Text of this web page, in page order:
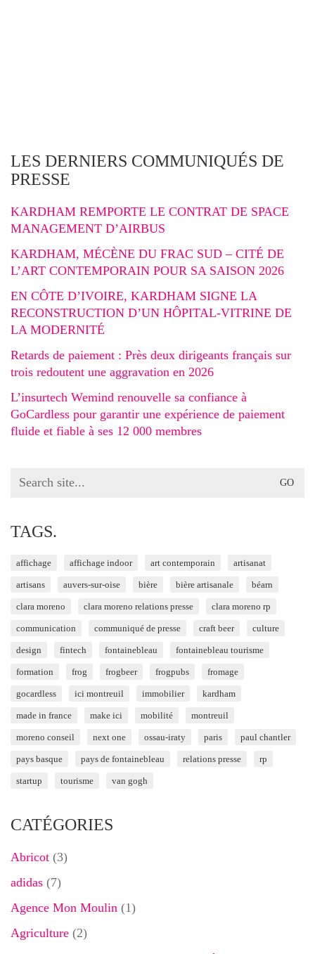
LES DERNIERS COMMUNIQUÉS DE
PRESSE
KARDHAM REMPORTE LE CONTRAT DE SPACE
MANAGEMENT D’AIRBUS
KARDHAM, MÉCÈNE DU FRAC SUD – CITÉ DE
L’ART CONTEMPORAIN POUR SA SAISON 2026
EN CÔTE D’IVOIRE, KARDHAM SIGNE LA
RECONSTRUCTION D’UN HÔPITAL-VITRINE DE
LA MODERNITÉ
Retards de paiement : Près deux dirigeants français sur
trois redoutent une aggravation en 2026
L’insurtech Wemind renouvelle sa confiance à
GoCardless pour garantir une expérience de paiement
fluide et fiable à ses 12 000 membres
Search
TAGS.
affichage affichage indoor art contemporain artisanat
artisans auvers-sur-oise bière bière artisanale béarn
clara moreno clara moreno relations presse clara moreno rp
communication communiqué de presse craft beer culture
design fintech fontainebleau fontainebleau tourisme
formation frog frogbeer frogpubs fromage
gocardless ici montreuil immobilier kardham
made in france make ici mobilité montreuil
moreno conseil next one ossau-iraty paris paul chantler
pays basque pays de fontainebleau relations presse rp
startup tourisme van gogh
CATÉGORIES
Abricot (3)
adidas (7)
Agence Mon Moulin (1)
Agriculture (2)